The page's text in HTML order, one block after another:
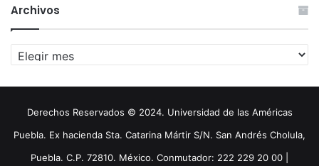
Archivos
Archivos
Derechos Reservados © 2024. Universidad de las Américas
Puebla. Ex hacienda Sta. Catarina Mártir S/N. San Andrés Cholula,
Puebla. C.P. 72810. México. Conmutador: 222 229 20 00 |